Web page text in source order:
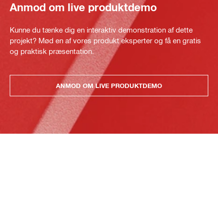
Anmod om live produktdemo
Kunne du tænke dig en interaktiv demonstration af dette
projekt? Mød en af vores produkt eksperter og få en gratis
og praktisk præsentation.
ANMOD OM LIVE PRODUKTDEMO